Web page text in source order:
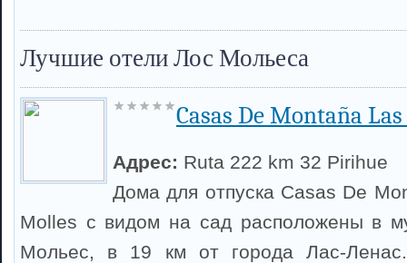
Лучшие отели Лос Мольеса
Casas De Montaña
Адрес: Ruta 222 km 32 Pirihue
Дома для отпуска Casas De
Molles с видом на сад расположены в
Мольес, в 19 км от города Лас-